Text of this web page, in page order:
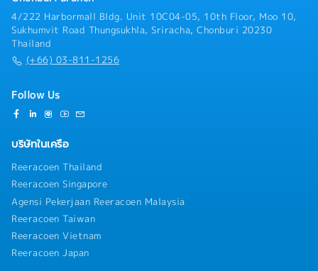
4/222 Harbormall Bldg. Unit 10C04-05, 10th Floor, Moo 10,
Sukhumvit Road Thungsukhla, Sriracha, Chonburi 20230
Thailand
(+66) 03-811-1256
Follow Us
บริษัทในเครือ
Reeracoen Thailand
Reeracoen Singapore
Agensi Pekerjaan Reeracoen Malaysia
Reeracoen Taiwan
Reeracoen Vietnam
Reeracoen Japan